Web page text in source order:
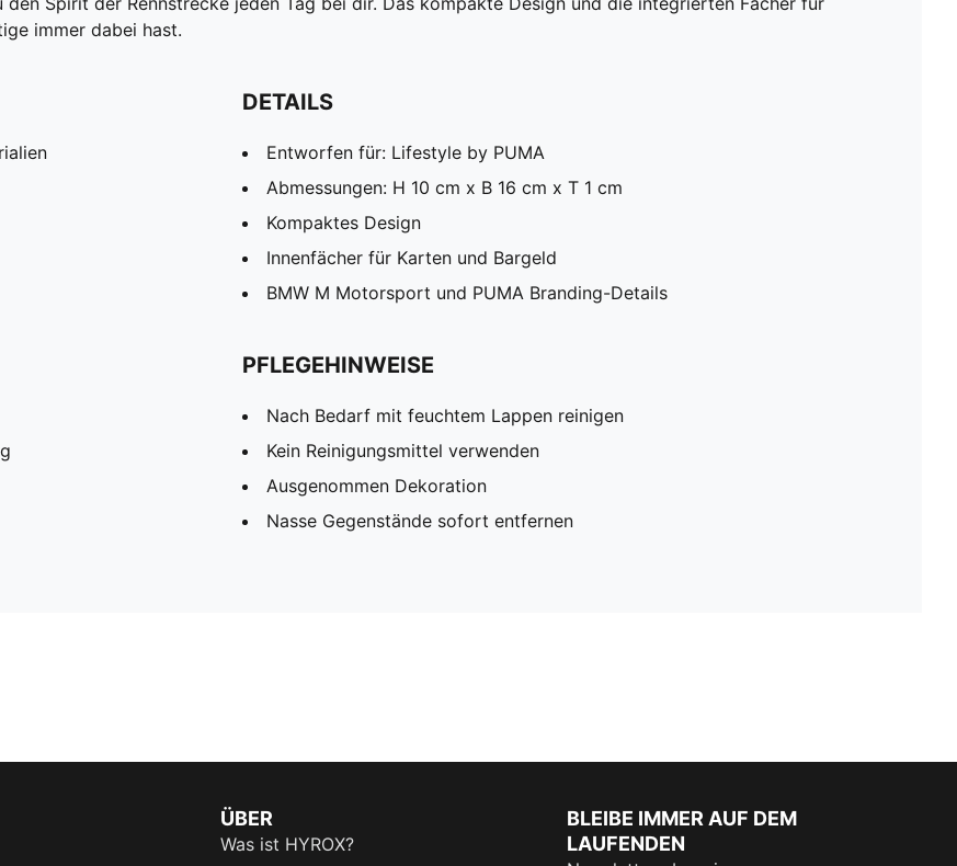
immer dabei hast.
DETAILS
Entworfen für: Lifestyle by PUMA
Abmessungen: H 10 cm x B 16 cm x T 1 cm
Kompaktes Design
Innenfächer für Karten und Bargeld
BMW M Motorsport und PUMA Branding-Details
PFLEGEHINWEISE
Nach Bedarf mit feuchtem Lappen reinigen
Kein Reinigungsmittel verwenden
Ausgenommen Dekoration
Nasse Gegenstände sofort entfernen
ÜBER
Was ist HYROX?
BLEIBE IMMER AUF DEM
LAUFENDEN